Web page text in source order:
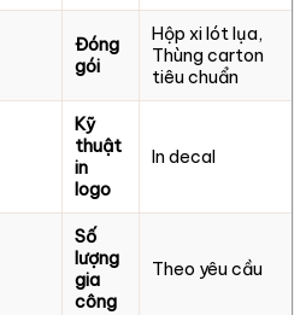
Đóng
gói
Hộp xi lót lụa,
Thùng carton
tiêu chuẩn
Kỹ
thuật
in
logo
In decal
Số
lượng
gia
công
Theo yêu cầu